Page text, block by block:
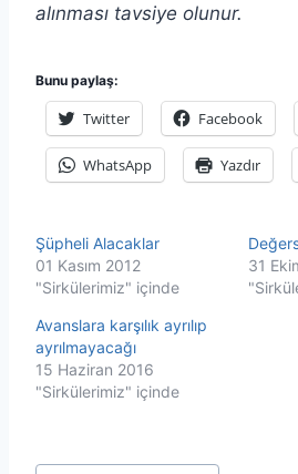
alınması tavsiye olunur.
Bunu paylaş:
Twitter Facebook
WhatsApp Yazdır
Şüpheli Alacaklar
01 Kasım 2012
"Sirkülerimiz" içinde
31
Avanslara karşılık ayrılıp
ayrılmayacağı
15 Haziran 2016
"Sirkülerimiz" içinde
Post